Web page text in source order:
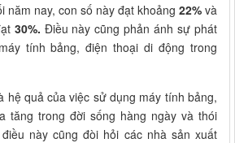
năm nay, con số này đạt khoảng 22% và
30%. Điều này cũng phản ánh sự phát
tính bảng, điện thoại di động trong
hệ quả của việc sử dụng máy tính bảng,
tăng trong đời sống hàng ngày và thói
này cũng đòi hỏi các nhà sản xuất